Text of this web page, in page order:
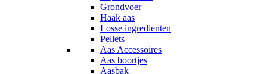
Grondvoer
Haak aas
Losse ingredienten
Pellets
Aas Accessoires
Aas boortjes
Aasbak